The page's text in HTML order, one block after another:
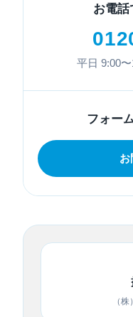
お電話
平日 9:00〜
フォー
お
（